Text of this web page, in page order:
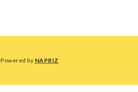
Powered by NAPBIZ